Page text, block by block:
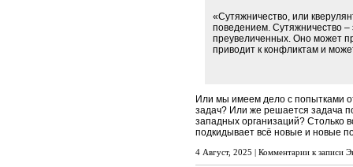
«Сутяжничество, или
поведением. Сутяжничество
преувеличенных. Оно может
приводит к конфликтам и
Или мы имеем дело с попытками
задач? Или же решается задача
западных организаций? Столько
подкидывает всё новые и новые
4 Август, 2025 | Комментарии к записи